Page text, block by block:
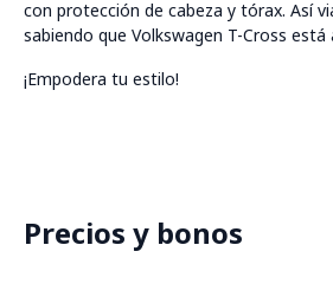
con protección de cabeza y tórax. Así
sabiendo que Volkswagen T-Cross está
¡Empodera tu estilo!
Precios y bonos